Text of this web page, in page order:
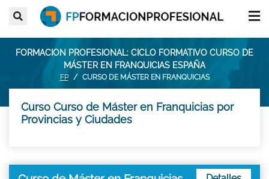
FORMACION PROFESIONAL: CICLO FORMATIVO CURSO DE
MÁSTER EN FRANQUICIAS ESPAÑA
FP CURSO DE MÁSTER EN FRANQUICIAS
Curso Curso de Máster en Franquicias por
Provincias y Ciudades